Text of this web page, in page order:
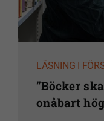
LÄSNING I
”Böcker
onåbart